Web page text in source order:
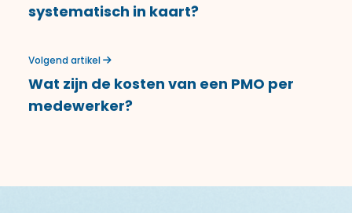
systematisch in kaart?
Volgend artikel
Wat zijn de kosten van een PMO per
medewerker?